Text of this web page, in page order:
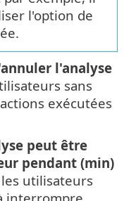
l'option de
l'analyse
sans
exécutées
peut être
pendant (min)
utilisateurs